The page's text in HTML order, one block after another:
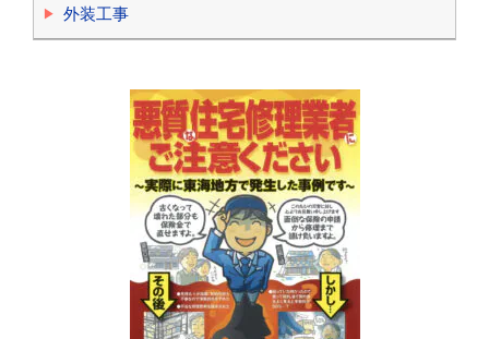
外装工事